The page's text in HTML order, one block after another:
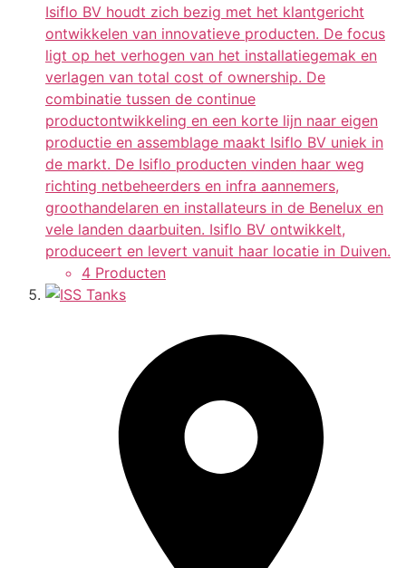
Isiflo BV houdt zich bezig met het klantgericht
ontwikkelen van innovatieve producten. De focus
ligt op het verhogen van het installatiegemak en
verlagen van total cost of ownership. De
combinatie tussen de continue
productontwikkeling en een korte lijn naar eigen
productie en assemblage maakt Isiflo BV uniek in
de markt. De Isiflo producten vinden haar weg
richting netbeheerders en infra aannemers,
groothandelaren en installateurs in de Benelux en
vele landen daarbuiten. Isiflo BV ontwikkelt,
produceert en levert vanuit haar locatie in Duiven.
4 Producten